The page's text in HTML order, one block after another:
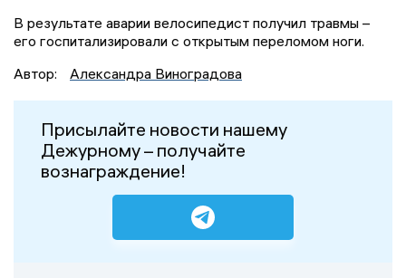
В результате аварии велосипедист получил травмы –
его госпитализировали с открытым переломом ноги.
Автор:
Александра Виноградова
Присылайте новости нашему
Дежурному – получайте
вознаграждение!